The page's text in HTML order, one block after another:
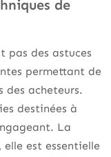
de
pas des astuces
permettant de
des acheteurs.
destinées à
La
elle est essentielle